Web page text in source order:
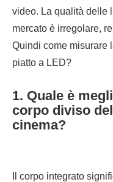
video. La qualità delle
mercato è irregolare,
Quindi come misurare
piatto a LED?
1. Quale è
corpo diviso
cinema?
Il corpo integrato